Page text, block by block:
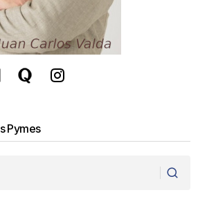
y la Política de
los Términos del servicio
aplican.
Pymes